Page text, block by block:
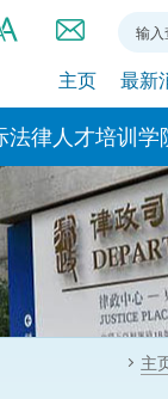
Indonesia (印尼
语)
泊尔语)
主页 最新
立办事
法律人才培训学
院
家委员会
室
训课程和能力建
主